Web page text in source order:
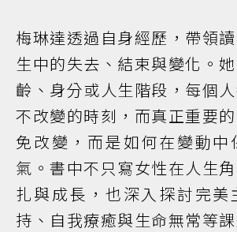
梅琳達透過自身經歷，帶領
生中的失去、結束與變化。
齡、身分或人生階段，每個
不改變的時刻，而真正重要
免改變，而是如何在變動中
氣。書中不只寫女性在人生
扎與成長，也深入探討完美
持、自我療癒與生命無常等